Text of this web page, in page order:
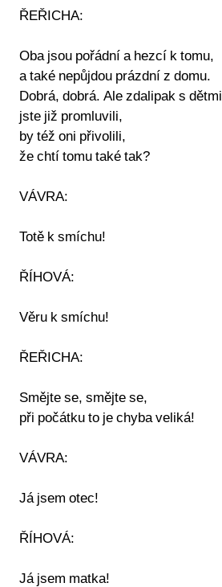
ŘEŘICHA:
Oba jsou pořádní a hezcí k tomu,
a také nepůjdou prázdní z domu.
Dobrá, dobrá. Ale zdalipak s dětmi
jste již promluvili,
by též oni přivolili,
že chtí tomu také tak?
VÁVRA:
Totě k smíchu!
ŘÍHOVÁ:
Věru k smíchu!
ŘEŘICHA:
Smějte se, smějte se,
při počátku to je chyba veliká!
VÁVRA:
Já jsem otec!
ŘÍHOVÁ:
Já jsem matka!